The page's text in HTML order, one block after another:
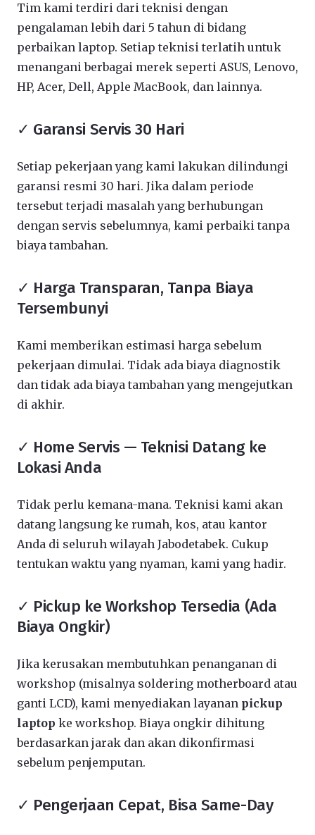
Tim kami terdiri dari teknisi dengan
pengalaman lebih dari 5 tahun di bidang
perbaikan laptop. Setiap teknisi terlatih untuk
menangani berbagai merek seperti ASUS, Lenovo,
HP, Acer, Dell, Apple MacBook, dan lainnya.
✓ Garansi Servis 30 Hari
Setiap pekerjaan yang kami lakukan dilindungi
garansi resmi 30 hari. Jika dalam periode
tersebut terjadi masalah yang berhubungan
dengan servis sebelumnya, kami perbaiki tanpa
biaya tambahan.
✓ Harga Transparan, Tanpa Biaya
Tersembunyi
Kami memberikan estimasi harga sebelum
pekerjaan dimulai. Tidak ada biaya diagnostik
dan tidak ada biaya tambahan yang mengejutkan
di akhir.
✓ Home Servis — Teknisi Datang ke
Lokasi Anda
Tidak perlu kemana-mana. Teknisi kami akan
datang langsung ke rumah, kos, atau kantor
Anda di seluruh wilayah Jabodetabek. Cukup
tentukan waktu yang nyaman, kami yang hadir.
✓ Pickup ke Workshop Tersedia (Ada
Biaya Ongkir)
Jika kerusakan membutuhkan penanganan di
workshop (misalnya soldering motherboard atau
ganti LCD), kami menyediakan layanan pickup
laptop ke workshop. Biaya ongkir dihitung
berdasarkan jarak dan akan dikonfirmasi
sebelum penjemputan.
✓ Pengerjaan Cepat, Bisa Same-Day